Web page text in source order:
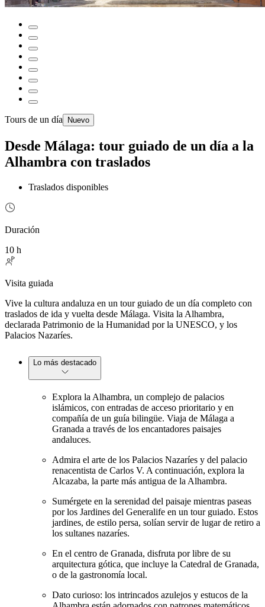
Tours de un día Nuevo
Desde Málaga: tour guiado de un día a la
Alhambra con traslados
Traslados disponibles
Duración
10 h
Visita guiada
Vive la cultura andaluza en un tour guiado de un día completo con
traslados de ida y vuelta desde Málaga. Visita la Alhambra,
declarada Patrimonio de la Humanidad por la UNESCO, y los
Palacios Nazaríes.
Lo más destacado
Explora la Alhambra, un complejo de palacios
islámicos, con entradas de acceso prioritario y en
compañía de un guía bilingüe. Viaja de Málaga a
Granada a través de los encantadores paisajes
andaluces.
Admira el arte de los Palacios Nazaríes y del palacio
renacentista de Carlos V. A continuación, explora la
Alcazaba, la parte más antigua de la Alhambra.
Sumérgete en la serenidad del paisaje mientras paseas
por los Jardines del Generalife en un tour guiado. Estos
jardines, de estilo persa, solían servir de lugar de retiro a
los sultanes nazaríes.
En el centro de Granada, disfruta por libre de su
arquitectura gótica, que incluye la Catedral de Granada,
o de la gastronomía local.
Dato curioso: los intrincados azulejos y estucos de la